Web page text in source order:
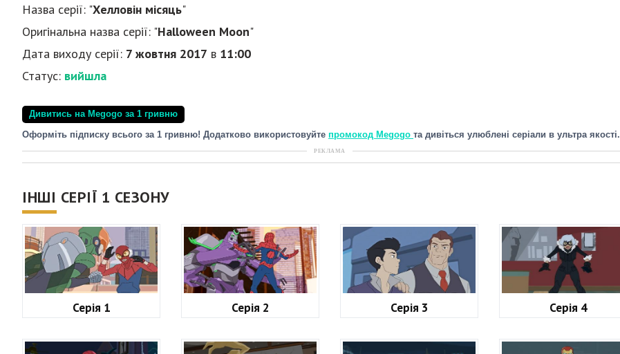
Назва серії: "Хелловін місяць"
Оригінальна назва серії: "Halloween Moon"
Дата виходу серії: 7 жовтня 2017 в 11:00
Статус: вийшла
Дивитись на Megogo за 1 гривню
Оформіть підписку всього за 1 гривню! Додатково використовуйте промокод Megogo та дивіться улюблені серіали в ультра якості.
РЕКЛАМА
ІНШІ СЕРІЇ 1 СЕЗОНУ
Серія 1 Серія 2 Серія 3 Серія 4